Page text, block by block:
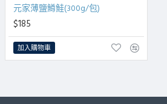
元家薄鹽鱒鮭(300g/包)
$185
加入購物車